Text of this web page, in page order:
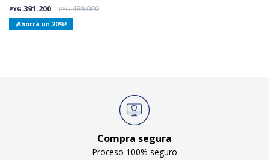
PYG 391.200 PYG 489.000
20
Compra segura
Proceso 100% seguro